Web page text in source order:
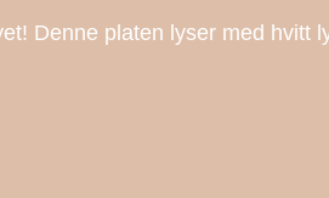
Denne platen lyser med hvitt